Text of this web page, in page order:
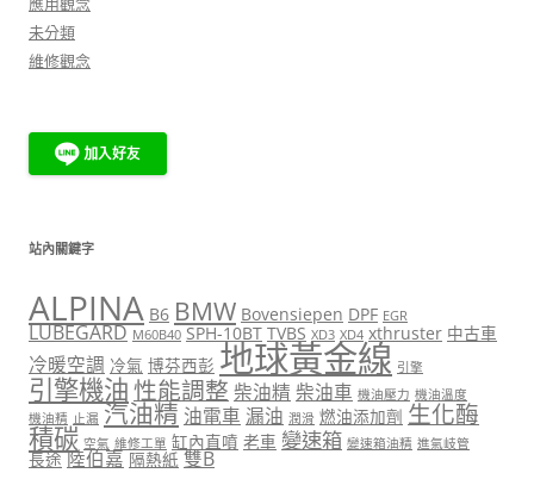
未分類
維修觀念
站內關鍵字
ALPINA B6 BMW Bovensiepen DPF EGR
LUBEGARD M60B40 SPH-10BT TVBS XD3 XD4 xthruster 中古車
冷暖空調 冷氣 博芬西彭 地球黃金線 引擎
引擎機油性能調整 柴油精 柴油車 機油壓力 機油溫度
機油精 止漏 汽油精 油電車 漏油 潤滑 燃油添加劑 生化酶
積碳 空氣 維修工單 缸內直噴 老車 變速箱 變速箱油精 進氣岐管
長途 陸伯嘉 隔熱紙 雙B